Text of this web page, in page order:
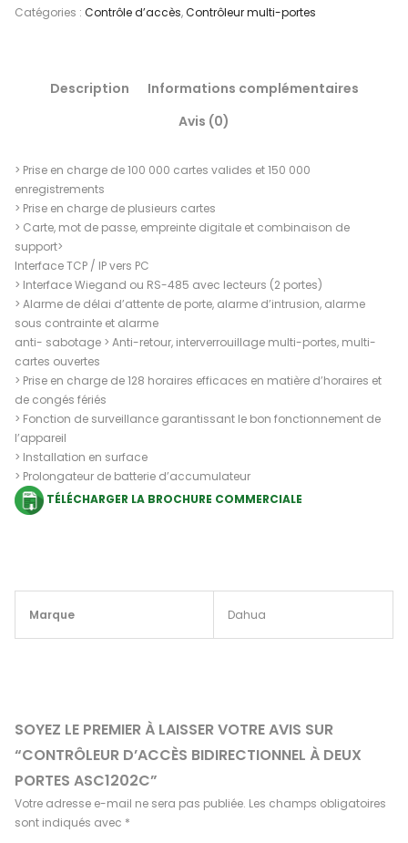
Catégories : Contrôle d’accès,Contrôleur multi-portes
Description
Informations complémentaires
Avis (0)
> Prise en charge de 100 000 cartes valides et 150 000
enregistrements
> Prise en charge de plusieurs cartes
> Carte, mot de passe, empreinte digitale et combinaison de
support>
Interface TCP / IP vers PC
> Interface Wiegand ou RS-485 avec lecteurs (2 portes)
> Alarme de délai d’attente de porte, alarme d’intrusion, alarme
sous contrainte et alarme
anti- sabotage > Anti-retour, interverrouillage multi-portes, multi-
cartes ouvertes
> Prise en charge de 128 horaires efficaces en matière d’horaires et
de congés fériés
> Fonction de surveillance garantissant le bon fonctionnement de
l’appareil
> Installation en surface
> Prolongateur de batterie d’accumulateur
TÉLÉCHARGER LA BROCHURE COMMERCIALE
Marque Dahua
SOYEZ LE PREMIER À LAISSER VOTRE AVIS SUR
“CONTRÔLEUR D’ACCÈS BIDIRECTIONNEL À DEUX
PORTES ASC1202C”
Votre adresse e-mail ne sera pas publiée. Les champs obligatoires
sont indiqués avec *